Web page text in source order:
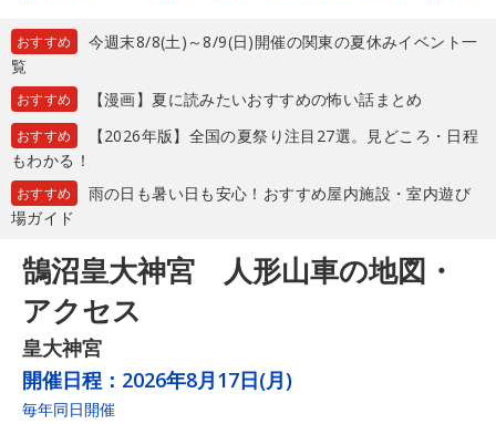
おすすめ
今週末8/8(土)～8/9(日)開催の関東の夏休みイベント一
覧
おすすめ 【漫画】夏に読みたいおすすめの怖い話まとめ
おすすめ
【2026年版】全国の夏祭り注目27選。見どころ・日程
もわかる！
おすすめ
雨の日も暑い日も安心！おすすめ屋内施設・室内遊び
場ガイド
鵠沼皇大神宮 人形山車の地図・
アクセス
皇大神宮
開催日程： 2026年8月17日(月)
毎年同日開催